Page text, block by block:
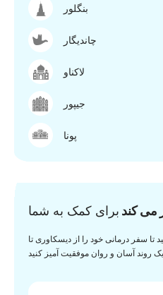
بنگلور
چاندیگار
لاکناو
جیپور
پونا
می کند برای کمک به شما
تا سفر درمانی خود را از دیسکاوری تا